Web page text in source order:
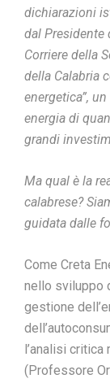
dichiarazioni
dal Presidente
Corriere della
della Calabria
energetica”,
energia di
grandi
Ma qual è la
calabrese?
guidata dalle
Come Creta
nello sviluppo
gestione
l’analisi critica
(Professore